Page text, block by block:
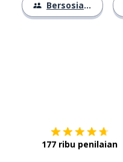
Bersosialisasi
177 ribu penilaian